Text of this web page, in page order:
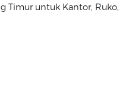
Timur untuk Kantor, Ruko,